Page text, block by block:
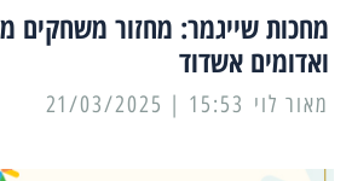
מחכות שייגמר: מחזור משחקים
ואדומים אשדוד
מאור לוי 15:53 | 21/03/2025